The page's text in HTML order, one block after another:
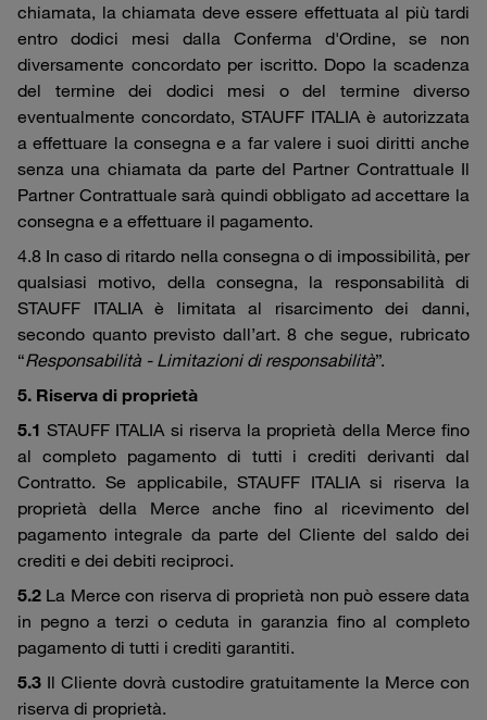
chiamata, la chiamata deve essere effettuata al più tardi
entro dodici mesi dalla Conferma d'Ordine, se non
diversamente concordato per iscritto. Dopo la scadenza
del termine dei dodici mesi o del termine diverso
eventualmente concordato, STAUFF ITALIA è autorizzata
a effettuare la consegna e a far valere i suoi diritti anche
senza una chiamata da parte del Partner Contrattuale Il
Partner Contrattuale sarà quindi obbligato ad accettare la
consegna e a effettuare il pagamento.
4.8 In caso di ritardo nella consegna o di impossibilità, per
qualsiasi motivo, della consegna, la responsabilità di
STAUFF ITALIA è limitata al risarcimento dei danni,
secondo quanto previsto dall’art. 8 che segue, rubricato
“Responsabilità - Limitazioni di responsabilità”.
5. Riserva di proprietà
5.1 STAUFF ITALIA si riserva la proprietà della Merce fino
al completo pagamento di tutti i crediti derivanti dal
Contratto. Se applicabile, STAUFF ITALIA si riserva la
proprietà della Merce anche fino al ricevimento del
pagamento integrale da parte del Cliente del saldo dei
crediti e dei debiti reciproci.
5.2 La Merce con riserva di proprietà non può essere data
in pegno a terzi o ceduta in garanzia fino al completo
pagamento di tutti i crediti garantiti.
5.3 Il Cliente dovrà custodire gratuitamente la Merce con
riserva di proprietà.